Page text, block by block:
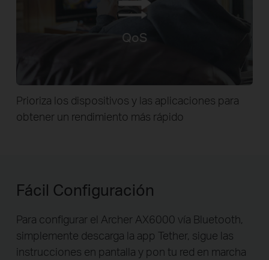
QoS
Prioriza los dispositivos y las aplicaciones para
obtener un rendimiento más rápido
Fácil Configuración
Para configurar el Archer AX6000 vía Bluetooth,
simplemente descarga la app Tether, sigue las
instrucciones en pantalla y pon tu red en marcha